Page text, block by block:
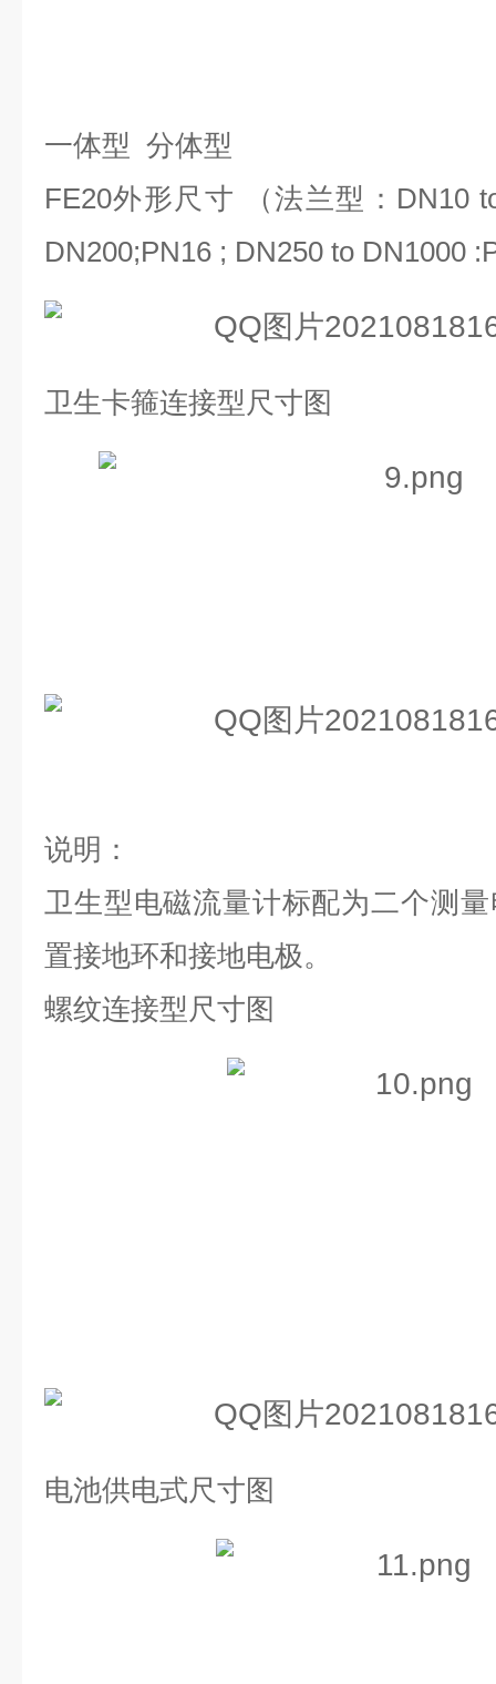
一体型 分体型
FE20外形尺寸 （法兰型： DN10
DN200;PN16 ; DN250 to DN1000
卫生卡箍连接型尺寸图
说明：
卫生型电磁流量计标配为二个测
置接地环和接地电极。
螺纹连接型尺寸图
电池供电式尺寸图